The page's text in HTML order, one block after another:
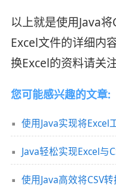
以上就是使用Java
Excel文件的详细内
换Excel的资料请关
您可能感兴趣的文章:
使用Java实现将Excel
Java轻松实现Excel与
使用Java高效将CSV